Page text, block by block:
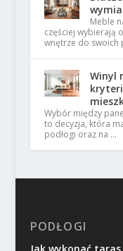
Meble
częściej wybierają
wnętrze do swoich
Winyl
Wybór między
to decyzja, która
podłogi oraz na …
PODŁOGI